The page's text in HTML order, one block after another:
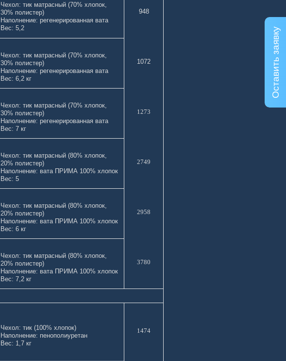
Чехол: тик матрасный (70% хлопок,
30% полистер)
Наполнение: регенерированная вата
Вес: 5,2
948
Чехол: тик матрасный (70% хлопок,
30% полистер)
Наполнение: регенерированная вата
Вес: 6,2 кг
1072
Чехол: тик матрасный (70% хлопок,
30% полистер)
Наполнение: регенерированная вата
Вес: 7 кг
1273
Чехол: тик матрасный (80% хлопок,
20% полистер)
Наполнение: вата ПРИМА 100% хлопок
Вес: 5
2749
Чехол: тик матрасный (80% хлопок,
20% полистер)
Наполнение: вата ПРИМА 100% хлопок
Вес: 6 кг
2958
Чехол: тик матрасный (80% хлопок,
20% полистер)
Наполнение: вата ПРИМА 100% хлопок
Вес: 7,2 кг
3780
Чехол: тик (100% хлопок)
Наполнение: пенополиуретан
Вес: 1,7 кг
1474
Оставить заявку